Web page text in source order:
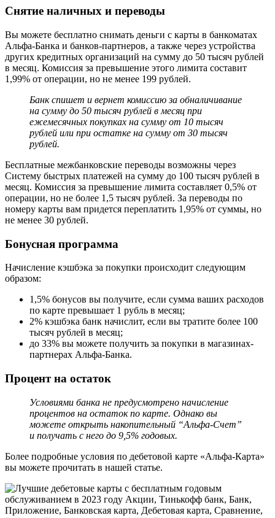
Снятие наличных и переводы
Вы можете бесплатно снимать деньги с карты в банкоматах
Альфа-Банка и банков-партнеров, а также через устройства
других кредитных организаций на сумму до 50 тысяч рублей
в месяц. Комиссия за превышение этого лимита составит
1,99% от операции, но не менее 199 рублей.
Банк спишет и вернет комиссию за обналичивание
на сумму до 50 тысяч рублей в месяц при
ежемесячных покупках на сумму от 10 тысяч
рублей или при остатке на сумму от 30 тысяч
рублей.
Бесплатные межбанковские переводы возможны через
Систему быстрых платежей на сумму до 100 тысяч рублей в
месяц. Комиссия за превышение лимита составляет 0,5% от
операции, но не более 1,5 тысяч рублей. За переводы по
номеру карты вам придется переплатить 1,95% от суммы, но
не менее 30 рублей.
Бонусная программа
Начисление кэшбэка за покупки происходит следующим
образом:
1,5% бонусов вы получите, если сумма ваших расходов
по карте превышает 1 рубль в месяц;
2% кэшбэка банк начислит, если вы тратите более 100
тысяч рублей в месяц;
до 33% вы можете получить за покупки в магазинах-
партнерах Альфа-Банка.
Процент на остаток
Условиями банка не предусмотрено начисление
процентов на остаток по карте. Однако вы
можете открыть накопительный “Альфа-Счет”
и получать с него до 9,5% годовых.
Более подробные условия по дебетовой карте «Альфа-Карта»
вы можете прочитать в нашей статье.